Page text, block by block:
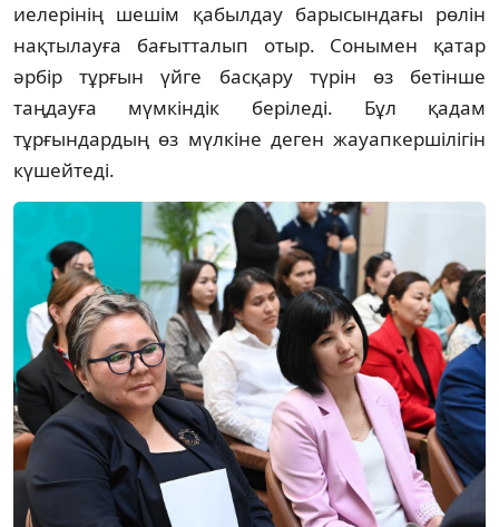
иелерінің шешім қабылдау барысындағы рөлін
нақтылауға бағытталып отыр. Сонымен қатар
әрбір тұрғын үйге басқару түрін өз бетінше
таңдауға мүмкіндік беріледі. Бұл қадам
тұрғындардың өз мүлкіне деген жауапкершілігін
күшейтеді.